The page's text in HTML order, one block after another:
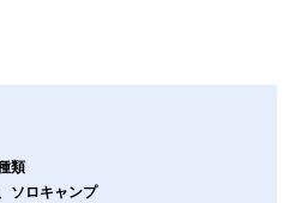
類
ソロキャンプ